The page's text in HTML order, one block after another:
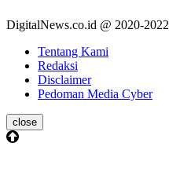
DigitalNews.co.id @ 2020-2022
Tentang Kami
Redaksi
Disclaimer
Pedoman Media Cyber
close